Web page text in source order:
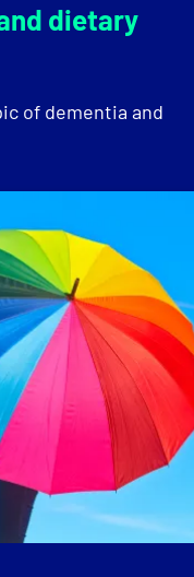
dietary
of dementia and